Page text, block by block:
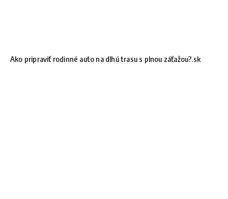
Ako pripraviť rodinné auto na dlhú trasu s plnou záťažou?.sk